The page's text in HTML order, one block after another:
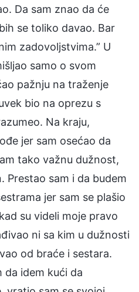
Da sam znao da će
se toliko davao. Bar
zadovoljstvima.” U
samo o svom
pažnju na traženje
bio na oprezu s
Na kraju,
jer sam osećao da
tako važnu dužnost,
Prestao sam i da budem
jer sam se plašio
su videli moje pravo
ni sa kim u dužnosti
od braće i sestara.
da idem kući da